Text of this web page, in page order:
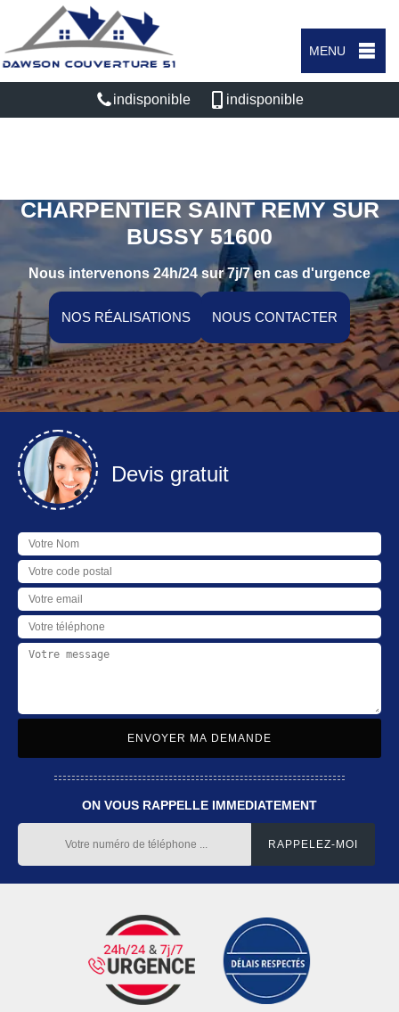
MENU
indisponible indisponible
CHARPENTIER SAINT REMY SUR
BUSSY 51600
Nous intervenons 24h/24 sur 7j/7 en cas d'urgence
NOS RÉALISATIONS NOUS CONTACTER
Devis gratuit
ON VOUS RAPPELLE IMMEDIATEMENT